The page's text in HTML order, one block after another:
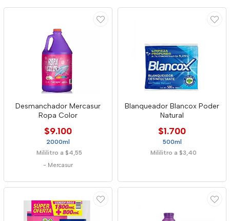
Desmanchador Mercasur
Ropa Color
$9.100
2000ml
Mililitro a $4,55
- Mercasur
Blanqueador Blancox Poder
Natural
$1.700
500ml
Mililitro a $3,40